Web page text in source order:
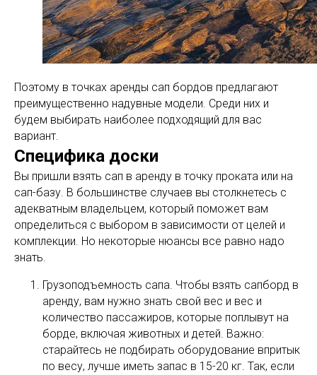
Поэтому в точках аренды сап бордов предлагают
преимущественно надувные модели. Среди них и
будем выбирать наиболее подходящий для вас
вариант.
Специфика доски
Вы пришли взять сап в аренду в точку проката или на
сап-базу. В большинстве случаев вы столкнетесь с
адекватным владельцем, который поможет вам
определиться с выбором в зависимости от целей и
комплекции. Но некоторые нюансы все равно надо
знать.
Грузоподъемность сапа. Чтобы взять сапборд в
аренду, вам нужно знать свой вес и вес и
количество пассажиров, которые поплывут на
борде, включая животных и детей. Важно:
старайтесь не подбирать оборудование впритык
по весу, лучше иметь запас в 15-20 кг. Так, если